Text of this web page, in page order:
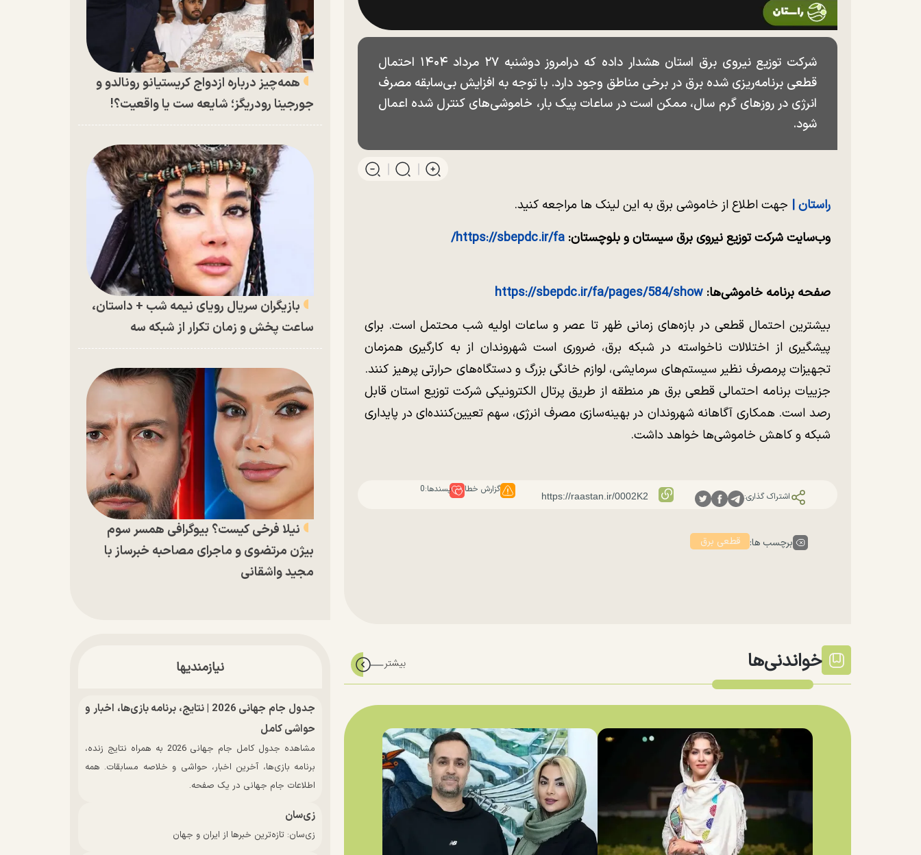
شرکت توزیع نیروی برق استان هشدار داده که درامروز دوشنبه ۲۷ مرداد ۱۴۰۴ احتمال
قطعی برنامه‌ریزی شده برق در برخی مناطق وجود دارد. با توجه به افزایش بی‌سابقه مصرف
انرژی در روز‌های گرم سال، ممکن است در ساعات پیک بار، خاموشی‌های کنترل شده اعمال
شود.
راستان | جهت اطلاع از خاموشی برق به این لینک ها مراجعه کنید.
وب‌سایت شرکت توزیع نیروی برق سیستان و بلوچستان: https://sbepdc.ir/fa/
صفحه برنامه خاموشی‌ها: https://sbepdc.ir/fa/pages/584/show
بیشترین احتمال قطعی در بازه‌های زمانی ظهر تا عصر و ساعات اولیه شب محتمل است. برای
پیشگیری از اختلالات ناخواسته در شبکه برق، ضروری است شهروندان از به کارگیری همزمان
تجهیزات پرمصرف نظیر سیستم‌های سرمایشی، لوازم خانگی بزرگ و دستگاه‌های حرارتی پرهیز کنند.
جزییات برنامه احتمالی قطعی برق هر منطقه از طریق پرتال الکترونیکی شرکت توزیع استان قابل
رصد است. همکاری آگاهانه شهروندان در بهینه‌سازی مصرف انرژی، سهم تعیین‌کننده‌ای در پایداری
شبکه و کاهش خاموشی‌ها خواهد داشت.
اشتراک گذاری:
گزارش خطا پسندها:0
برچسب ها: قطعی برق
خواندنی‌ها
همه‌چیز درباره ازدواج کریستیانو رونالدو و
جورجینا رودریگز؛ شایعه ست یا واقعیت؟!
بازیگران سریال رویای نیمه شب + داستان،
ساعت پخش و زمان تکرار از شبکه سه
نیلا فرخی کیست؟ بیوگرافی همسر سوم
بیژن مرتضوی و ماجرای مصاحبه خبرساز با
مجید واشقانی
نیازمندیها
جدول جام جهانی 2026 | نتایج، برنامه بازی‌ها، اخبار و
حواشی کامل
مشاهده جدول کامل جام جهانی 2026 به همراه نتایج زنده،
برنامه بازی‌ها، آخرین اخبار، حواشی و خلاصه مسابقات. همه
اطلاعات جام جهانی در یک صفحه.
زی‌سان
زی‌سان: تازه‌ترین خبرها از ایران و جهان